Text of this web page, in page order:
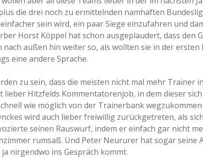
die drei noch zu ermittelnden namhaften
sein wird, ein paar Siege einzufahren und
Horst Köppel hat schon ausgeplaudert, dass den
außen hin weiter so, als wollten sie in der ersten
eine andere Sprache.
zu sein, dass die meisten nicht mal mehr Trainer
lieber Hitzfelds Kommentatorenjob, in dem dieser
wie möglich von der Trainerbank
wird auch lieber freiwillig zurückgetreten, als
seinen Rauswurf, indem er einfach gar nicht
rumsaß. Und Peter Neururer hat sogar seine
nirgendwo ins Gespräch kommt.